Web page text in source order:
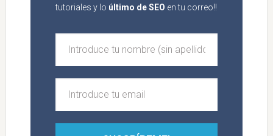
tutoriales y lo último de SEO en tu correo!!